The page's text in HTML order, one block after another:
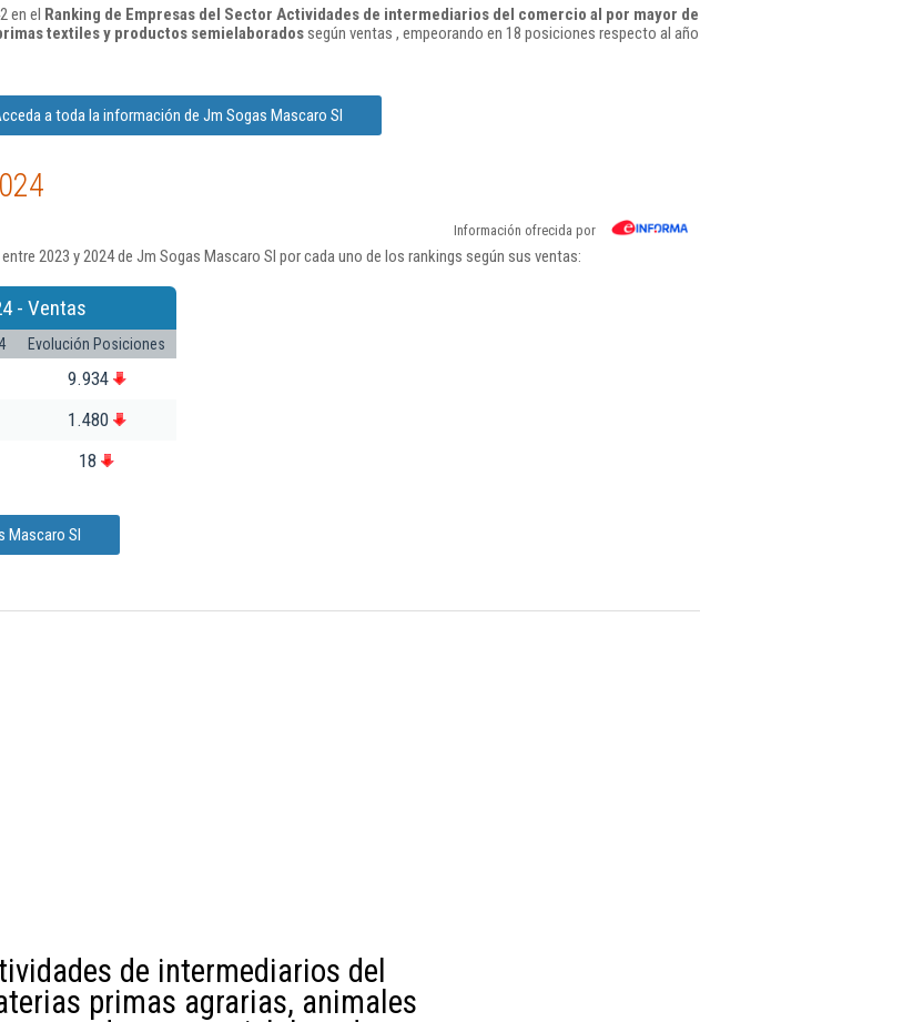
en el Ranking de Empresas del Sector Actividades de intermediarios del comercio al por mayor de
textiles y productos semielaboradossegún ventas , empeorando en 18 posiciones respecto al año
a toda la información de Jm Sogas Mascaro Sl
Información ofrecida por
2023 y 2024 de Jm Sogas Mascaro Sl por cada uno de los rankings según sus ventas:
- Ventas
Evolución Posiciones
9.934
1.480
18
Mascaro Sl
de intermediarios del
primas agrarias, animales